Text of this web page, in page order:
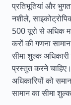
प्रतिभूतियां और
नशीले,
500 यूरो से अधिक
करों की गणना
सीमा शुल्क
प्रस्तुत करने
अधिकारियों को
सामान का सीमा शुल्क